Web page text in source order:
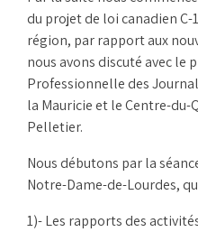
du projet de loi canadien
région, par rapport aux
nous avons discuté avec le
Professionnelle des
la Mauricie et le Centre-du-
Pelletier.
Nous débutons par la
Notre-Dame-de-Lourdes,
1)- Les rapports des